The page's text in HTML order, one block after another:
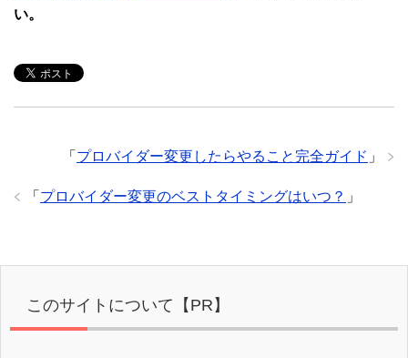
い。
「 プロバイダー変更したらやること完全ガイド 」
「 プロバイダー変更のベストタイミングはいつ？ 」
このサイトについて【PR】